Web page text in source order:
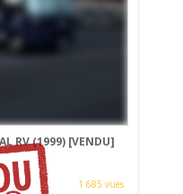
RV (1999) [VENDU]
1 685 vues